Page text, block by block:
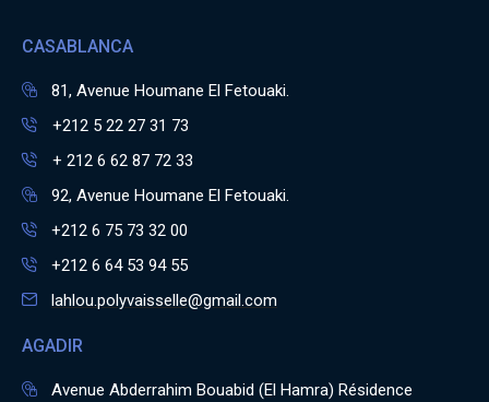
CASABLANCA
81, Avenue Houmane El Fetouaki.
+212 5 22 27 31 73
+ 212 6 62 87 72 33
92, Avenue Houmane El Fetouaki.
+212 6 75 73 32 00
+212 6 64 53 94 55
lahlou.polyvaisselle@gmail.com
AGADIR
Avenue Abderrahim Bouabid (El Hamra) Résidence